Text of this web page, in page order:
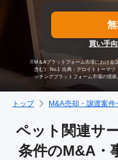
買いたい方へ
成約事例
M&A専門家の方へ
買い手
※M＆Aプラットフォーム市場における
含む） No.1 出典：デロイトトーマツ
ッチングプラットフォーム市場の現
トップ M&A売却・譲渡案件
ペット関連サ
条件のM&A・